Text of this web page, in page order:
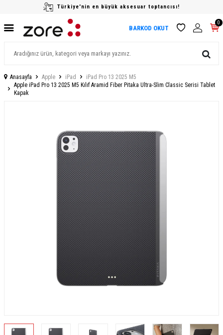
Türkiye'nin en büyük aksesuar toptancısı!
BARKOD OKUT
0
Anasayfa Apple iPad
iPad Pro 13 2025 M5
Apple iPad Pro 13 2025 M5 Kılıf Aramid Fiber Pitaka Ultra-Slim Classic Serisi Tablet
Kapak